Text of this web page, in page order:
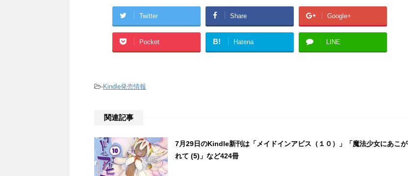
Twitter Share Google+
Pocket B! Hatena LINE
-Kindle発売情報
関連記事
7月29日のKindle新刊は「メイドインアビス（１０）」「魔法少女にあこが
れて (5)」など424冊